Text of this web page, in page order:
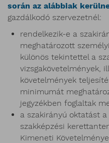
során az alábbiak
gazdálkodó szervezetnél:
rendelkezik-e a
meghatározott
különös tekintettel a
vizsgakövetelmények,
követelmények
minimumát
jegyzékben foglaltak
a szakirányú oktatást
szakképzési
Kimeneti